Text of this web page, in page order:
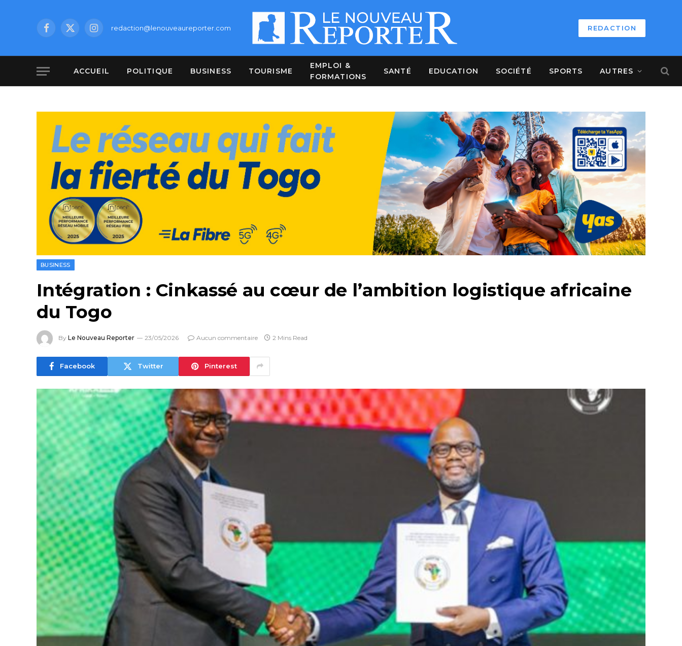
Facebook
X
Instagramredaction@lenouveaureporter.com REDACTION
ACCUEIL POLITIQUE BUSINESS TOURISME
EMPLOI &
FORMATIONS
SANTÉ EDUCATION SOCIÉTÉ SPORTS AUTRES
BUSINESS
Intégration : Cinkassé au cœur de l’ambition logistique africaine
du Togo
By Le Nouveau Reporter 23/05/2026 Aucun commentaire 2 Mins Read
Facebook Twitter Pinterest